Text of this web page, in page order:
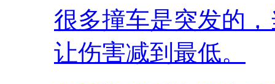
很多撞车是突发的
让伤害减到最低。